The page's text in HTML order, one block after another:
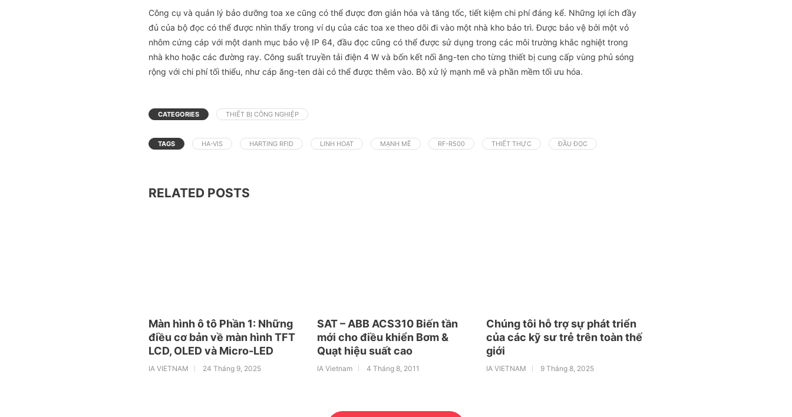
Công cụ và quản lý bảo dưỡng toa xe cũng có thể được đơn giản hóa và tăng tốc, tiết kiệm chi phí đáng kể. Những lợi ích đầy
đủ của bộ đọc có thể được nhìn thấy trong ví dụ của các toa xe theo dõi đi vào một nhà kho bảo trì. Được bảo vệ bởi một vỏ
nhôm cứng cáp với một danh mục bảo vệ IP 64, đầu đọc cũng có thể được sử dụng trong các môi trường khắc nghiệt trong
nhà kho hoặc các đường ray. Công suất truyền tải điện 4 W và bốn kết nối ăng-ten cho từng thiết bị cung cấp vùng phủ sóng
rộng với chi phí tối thiểu, như cáp ăng-ten dài có thể được thêm vào. Bộ xử lý mạnh mẽ và phần mềm tối ưu hóa.
CATEGORIES THIẾT BỊ CÔNG NGHIỆP
TAGS HA-VIS HARTING RFID LINH HOẠT MẠNH MẼ RF-R500 THIẾT THỰC ĐẦU ĐỌC
RELATED POSTS
Màn hình ô tô Phần 1: Những
điều cơ bản về màn hình TFT
LCD, OLED và Micro-LED
IA VIETNAM 24 Tháng 9, 2025
SAT – ABB ACS310 Biến tần
mới cho điều khiển Bơm &
Quạt hiệu suất cao
IA Vietnam 4 Tháng 8, 2011
Chúng tôi hỗ trợ sự phát triển
của các kỹ sư trẻ trên toàn thế
giới
IA VIETNAM 9 Tháng 8, 2025